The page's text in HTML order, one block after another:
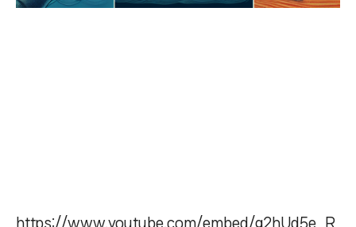
https://www.youtube.com/embed/g2hUd5e_R